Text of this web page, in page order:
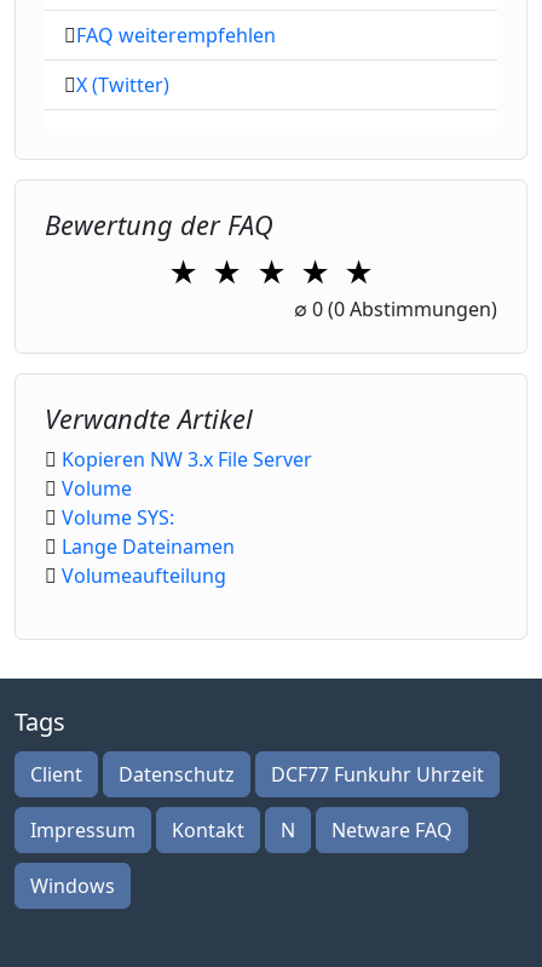
FAQ weiterempfehlen
X (Twitter)
Bewertung der FAQ
★ ★
2 Stars
★
3 Stars
★
4 Stars
★
5 Stars
∅ 0(0 Abstimmungen)
Verwandte Artikel
Kopieren NW 3.x File Server
Volume
Volume SYS:
Lange Dateinamen
Volumeaufteilung
Tags
Client Datenschutz DCF77 Funkuhr Uhrzeit
Impressum Kontakt N Netware FAQ
Windows